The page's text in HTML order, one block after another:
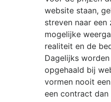
website staan,
streven naar
mogelijke
realiteit en de
Dagelijks
opgehaald bij
vormen nooit
een contract dan